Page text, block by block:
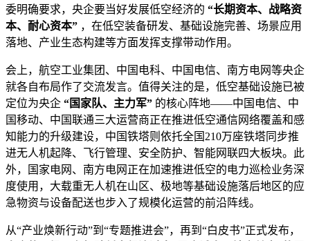
委明确要求，央企要当好发展低空经济的 “长期资本、战略资
本、耐心资本” ，在低空装备研发、基础设施完善、场景应用
落地、产业生态构建等方面发挥支撑带动作用。
会上，航空工业集团、中国电科、中国电信、南方电网等央企
就各自布局作了交流发言。值得关注的是，低空基础设施已被
定位为央企 “国家队、主力军” 的核心阵地——中国电信、中
国移动、中国联通三大运营商正在推进低空通信网络覆盖和感
知能力的升级建设，中国铁塔则依托全国210万座铁塔同步推
进无人机起降、飞行管理、安全防护、智能网联四大板块。此
外，国家电网、南方电网正在加速推进低空的电力巡检业务深
度使用，大载重无人机在山区、极地等基础设施落后地区的应
急物资与设备配送也步入了规模化运营的前沿阵线。
从“产业焕新行动”到“专题推进会”，再到“白皮书”正式发布，